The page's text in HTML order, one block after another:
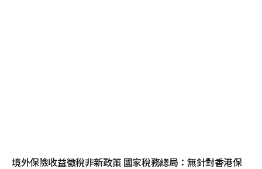
境外保險收益徵稅非新政策 國家稅務總局：無針對香港保